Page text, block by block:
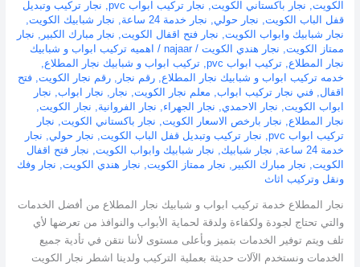
الكويت, نجار باكستاني الكويت, نجار تركيب ابواب pvc , نجار تركيب وتبديل
قفل الباب الكويت, نجار حولي نجار خدمة 24 ساعة نجار شبابيك الكويت,
نجار شبابيك وابواب الكويت, نجار فتح اقفال الكويت, نجار مبارك الكبير
نجار
ممتاز الكويت, نجار هندي الكويت/
najaar
/ اهميه تركيب ابواب و شبابيك
نجار المطلاع تركيب ابواب pvc , تركيب ابواب و شبابيك نجار المطلاع
خدمه تركيب ابواب و شبابيك نجار المطلاع رقم نجار رقم نجار الكويت, فتح
اقفال فني نجار تركيب ابواب, معلم نجار الكويت, نجار نجار ابواب, نجار
ابواب الكويت, نجار الاحمدي نجار الجهراء نجار الفروانية نجار الكويت,
نجار المطلاع
نجار بارخص الاسعار الكويت, نجار باكستاني الكويت, نجار
تركيب ابواب pvc
, نجار تركيب وتبديل قفل الباب الكويت, نجار حولي
نجار
خدمة 24 ساعة
نجار شبابيك نجار شبابيك وابواب الكويت, نجار فتح اقفال
الكويت, نجار مبارك الكبير نجار ممتاز الكويت, نجار هندي الكويت, نجار وفك
ونقل وتركيب اثاث
نجار المطلاع خدمة تركيب ابواب و شبابيك نجار المطلاع من أفضل الخدمات
والتي تحتاج لجودة ولكفاءة ولدقة لحماية الأبواب والنوافذ من تعرضها لأي
تلف ويتم توفير الخدمات بتميز وبأعلى مستوى لأننا نتقن في تأدية جميع
الخدمات ونستخدم الآلات حديثة بعملية التركيب ولدينا اشطر نجار الكويت